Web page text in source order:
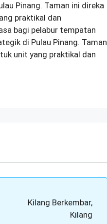
Pinang. Taman ini direka
praktikal dan
bagi pelabur tempatan
di Pulau Pinang. Taman
unit yang praktikal dan
Kilang Berkembar,
Kilang